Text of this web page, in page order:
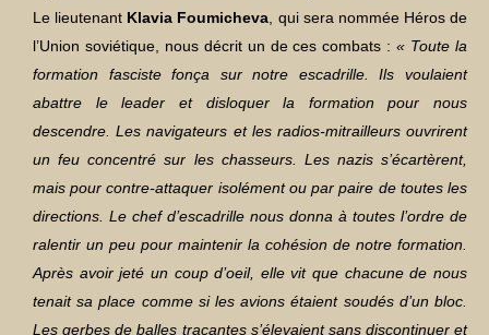
Le lieutenant Klavia Foumicheva, qui sera nommée Héros de
l’Union soviétique, nous décrit un de ces combats :« Toute la
formation fasciste fonça sur notre escadrille. Ils voulaient
abattre le leader et disloquer la formation pour nous
descendre. Les navigateurs et les radios-mitrailleurs ouvrirent
un feu concentré sur les chasseurs. Les nazis s’écartèrent,
mais pour contre-attaquer isolément ou par paire de toutes les
directions. Le chef d’escadrille nous donna à toutes l’ordre de
ralentir un peu pour maintenir la cohésion de notre formation.
Après avoir jeté un coup d’oeil, elle vit que chacune de nous
tenait sa place comme si les avions étaient soudés d’un bloc.
Les gerbes de balles traçantes s’élevaient sans discontinuer et